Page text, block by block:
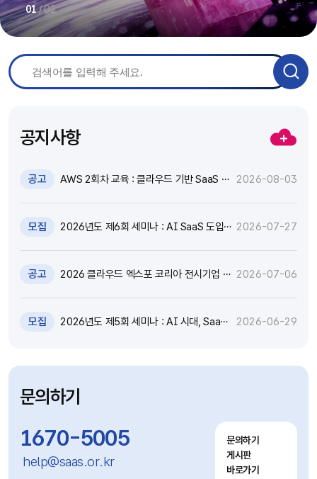
01/02
공지사항
공고
AWS 2회차 교육 : 클라우드 기반 SaaS 현
2026-08-03
모집
2026년도 제6회 세미나 : AI SaaS 도입,
2026-07-27
공고
2026 클라우드 엑스포 코리아 전시기업 지 2026-07-06
모집
2026년도 제5회 세미나 : AI 시대, SaaS
2026-06-29
문의하기
1670-5005
help@saas.or.kr
문의하기
게시판
바로가기